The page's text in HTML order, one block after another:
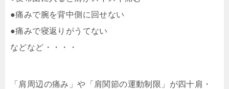
●痛みで腕を背中側に回せない
●痛みで寝返りがうてない
などなど・・・・
「肩周辺の痛み」や「肩関節の運動制限」が四十肩・